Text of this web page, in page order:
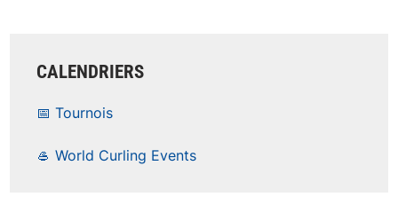
CALENDRIERS
📅 Tournois
🥌 World Curling Events